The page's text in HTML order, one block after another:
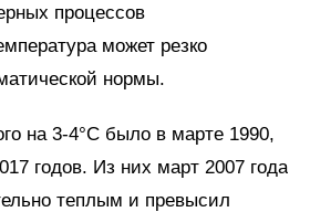
процессов
может резко
нормы.
на 3-4°С было в марте 1990,
годов. Из них март 2007 года
теплым и превысил